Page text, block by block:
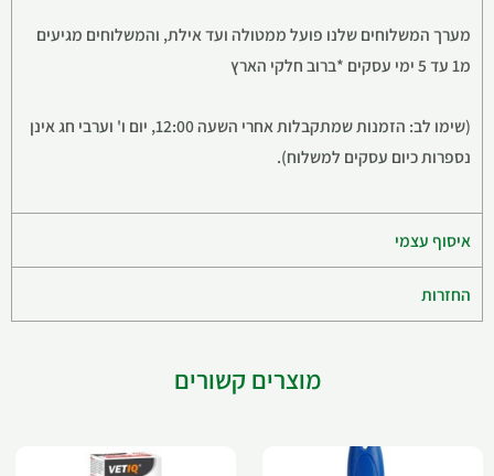
מערך המשלוחים שלנו פועל ממטולה ועד אילת, והמשלוחים מגיעים
מ1 עד 5 ימי עסקים *ברוב חלקי הארץ
(שימו לב: הזמנות שמתקבלות אחרי השעה 12:00, יום ו' וערבי חג אינן
נספרות כיום עסקים למשלוח).
איסוף עצמי
החזרות
מוצרים קשורים